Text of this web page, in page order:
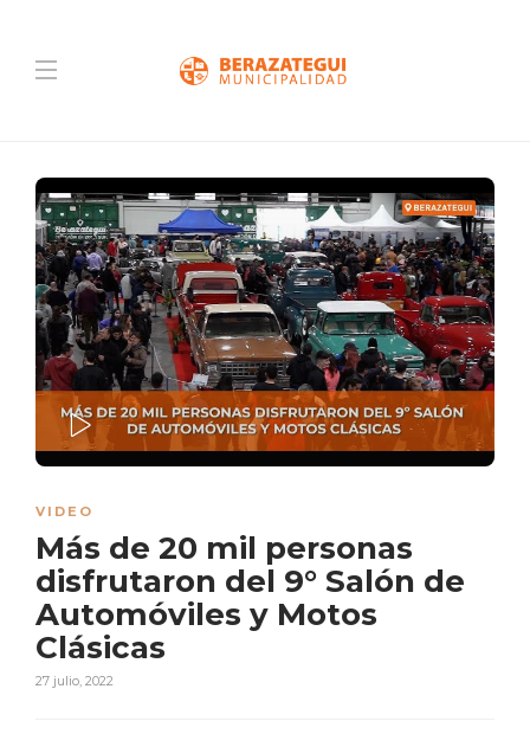
VIDEO
Más de 20 mil personas
disfrutaron del 9° Salón de
Automóviles y Motos
Clásicas
27 julio, 2022